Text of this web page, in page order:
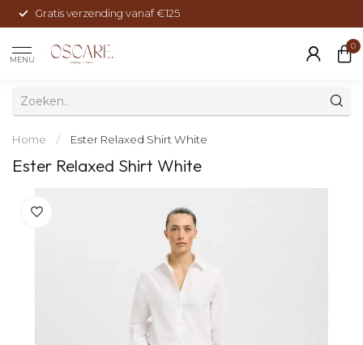
Gratis verzending vanaf €125
MENU
0
Home / Ester Relaxed Shirt White
Ester Relaxed Shirt White